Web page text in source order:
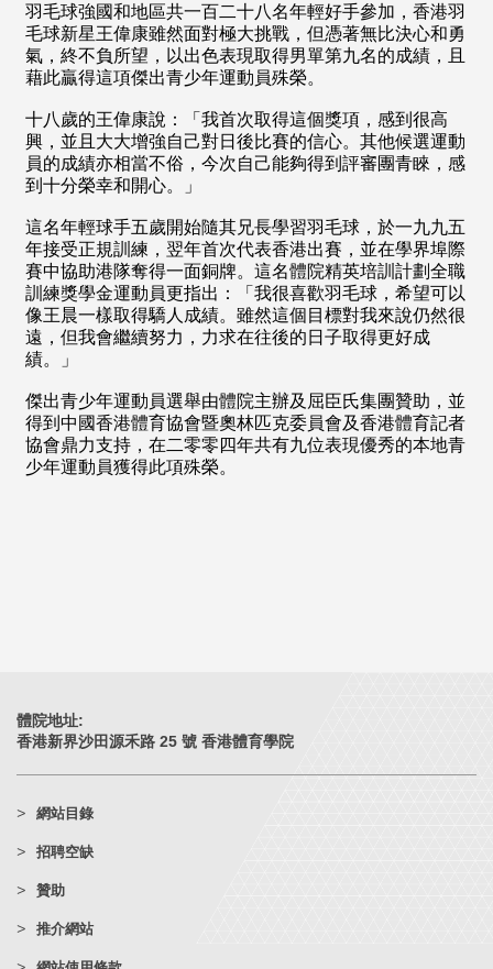
羽毛球強國和地區共一百二十八名年輕好手參加，香港羽
毛球新星王偉康雖然面對極大挑戰，但憑著無比決心和勇
氣，終不負所望，以出色表現取得男單第九名的成績，且
藉此贏得這項傑出青少年運動員殊榮。
十八歲的王偉康說：「我首次取得這個獎項，感到很高
興，並且大大增強自己對日後比賽的信心。其他候選運動
員的成績亦相當不俗，今次自己能夠得到評審團青睞，感
到十分榮幸和開心。」
這名年輕球手五歲開始隨其兄長學習羽毛球，於一九九五
年接受正規訓練，翌年首次代表香港出賽，並在學界埠際
賽中協助港隊奪得一面銅牌。這名體院精英培訓計劃全職
訓練獎學金運動員更指出：「我很喜歡羽毛球，希望可以
像王晨一樣取得驕人成績。雖然這個目標對我來說仍然很
遠，但我會繼續努力，力求在往後的日子取得更好成
績。」
傑出青少年運動員選舉由體院主辦及屈臣氏集團贊助，並
得到中國香港體育協會暨奧林匹克委員會及香港體育記者
協會鼎力支持，在二零零四年共有九位表現優秀的本地青
少年運動員獲得此項殊榮。
體院地址:
香港新界沙田源禾路 25 號 香港體育學院
網站目錄
招聘空缺
贊助
推介網站